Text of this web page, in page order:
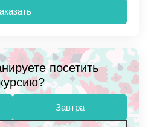
посетить
Завтра